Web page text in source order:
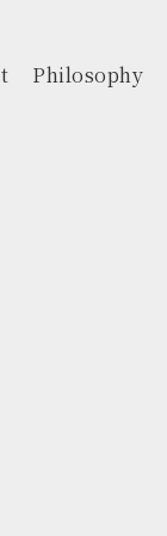
Philosophy